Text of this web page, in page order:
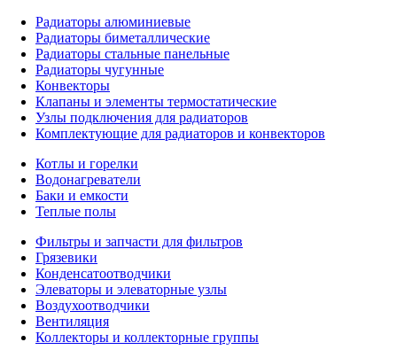
Радиаторы алюминиевые
Радиаторы биметаллические
Радиаторы стальные панельные
Радиаторы чугунные
Конвекторы
Клапаны и элементы термостатические
Узлы подключения для радиаторов
Комплектующие для радиаторов и конвекторов
Котлы и горелки
Водонагреватели
Баки и емкости
Теплые полы
Фильтры и запчасти для фильтров
Грязевики
Конденсатоотводчики
Элеваторы и элеваторные узлы
Воздухоотводчики
Вентиляция
Коллекторы и коллекторные группы